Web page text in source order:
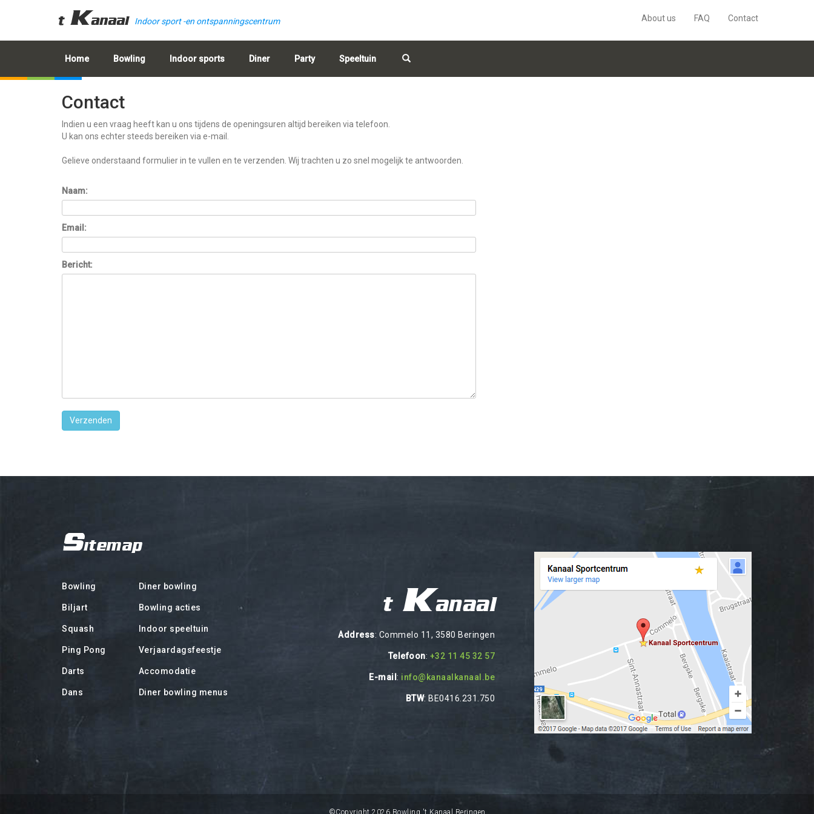
't Kanaal Indoor sport -en ontspanningscentrum About us FAQ Contact
Home Bowling Indoor sports Diner Party Speeltuin
Contact
Indien u een vraag heeft kan u ons tijdens de openingsuren altijd bereiken via telefoon.
U kan ons echter steeds bereiken via e-mail.
Gelieve onderstaand formulier in te vullen en te verzenden. Wij trachten u zo snel mogelijk te antwoorden.
Naam:
Email:
Bericht:
Sitemap
Bowling
Biljart
Squash
Ping Pong
Darts
Dans
Diner bowling
Bowling acties
Indoor speeltuin
Verjaardagsfeestje
Accomodatie
Diner bowling menus
't Kanaal
Address: Commelo 11, 3580 Beringen
Telefoon: +32 11 45 32 57
E-mail : info@kanaalkanaal.be
BTW: BE0416.231.750
©Copyright 2026 Bowling 't Kanaal Beringen